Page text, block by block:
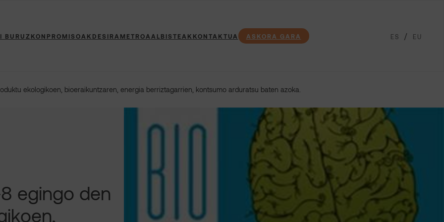
BURUZ KONPROMISOAK DESIRAMETROA ALBISTEAK KONTAKTUA ASKORA GARA ES EU
ekologikoen, bioeraikuntzaren, energia berriztagarrien, kontsumo arduratsu baten azoka.
egingo den